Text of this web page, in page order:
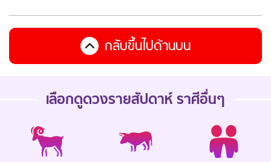
กลับขึ้นไปด้านบน
เลือกดูดวงรายสัปดาห์ ราศีอื่นๆ